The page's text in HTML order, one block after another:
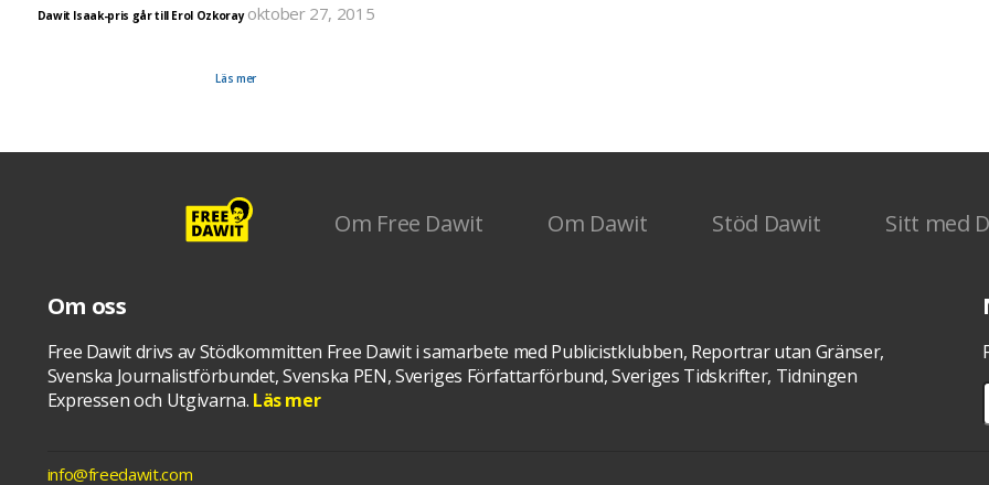
Dawit Isaak-pris går till Erol Ozkoray oktober 27, 2015
eritreanske journalisten Dawit Isaak.Läs mer
Om Free Dawit Om Dawit Stöd Dawit Sitt med
Om oss
Free Dawit drivs av Stödkommitten Free Dawit i samarbete med Publicistklubben, Reportrar utan Gränser,
Svenska Journalistförbundet, Svenska PEN, Sveriges Författarförbund, Sveriges Tidskrifter, Tidningen
Expressen och Utgivarna. Läs mer
info@freedawit.com